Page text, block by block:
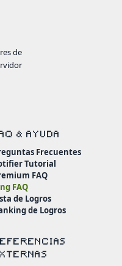
de
& AYUDA
Frecuentes
Tutorial
FAQ
FAQ
de Logros
de Logros